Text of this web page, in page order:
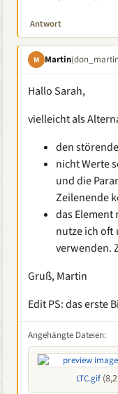
Antwort
M Martin
Hallo Sarah,
vielleicht als
den
nicht Werte
und die
Zeilenende
das Element
nutze ich oft
verwenden.
Gruß, Martin
Edit PS: das erste
Angehängte Dateien:
LTC.gif